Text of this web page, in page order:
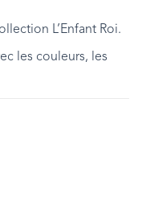
L’Enfant Roi.
les couleurs, les